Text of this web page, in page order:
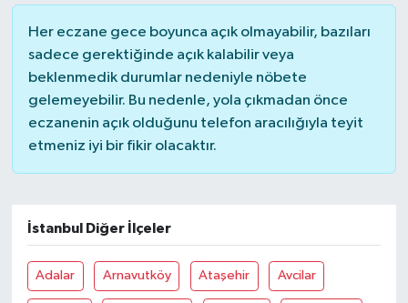
Her eczane gece boyunca açık olmayabilir, bazıları
sadece gerektiğinde açık kalabilir veya
beklenmedik durumlar nedeniyle nöbete
gelemeyebilir. Bu nedenle, yola çıkmadan önce
eczanenin açık olduğunu telefon aracılığıyla teyit
etmeniz iyi bir fikir olacaktır.
İstanbul Diğer İlçeler
Adalar Arnavutköy Ataşehir Avcilar
MAGAZİN
MANŞET
Manyas
OLAY
OTOMOTİV
Resmi İlanlar